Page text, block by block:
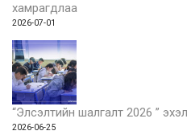
хамрагдлаа
2026-07-01
“Элсэлтийн шалгалт 2026 ”
2026-06-25